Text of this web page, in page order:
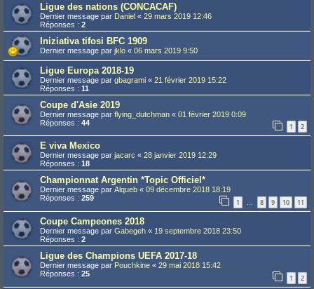
Ligue des nations (CONCACAF)
Dernier message par Daniel « 29 mars 2019 12:46
Réponses : 2
Iniziativa tifosi BFC 1909
Dernier message par jklo « 06 mars 2019 9:50
Ligue Europa 2018-19
Dernier message par gbagrami « 21 février 2019 15:22
Réponses : 11
Coupe d'Asie 2019
Dernier message par flying_dutchman « 01 février 2019 0:09
Réponses : 44 1 2
E viva Mexico
Dernier message par jacarc « 28 janvier 2019 12:29
Réponses : 18
Championnat Argentin *Topic Officiel*
Dernier message par Alqueb « 09 décembre 2018 18:19
Réponses : 259 1 … 8 9 10 11
Coupe Campeones 2018
Dernier message par Gabegeh « 19 septembre 2018 23:50
Réponses : 2
Ligue des Champions UEFA 2017-18
Dernier message par Pouchkine « 29 mai 2018 15:42
Réponses : 25 1 2